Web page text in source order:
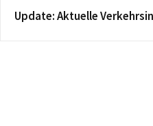
Update: Aktuelle